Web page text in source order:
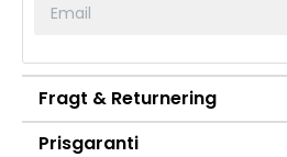
Fragt & Returnering
Prisgaranti